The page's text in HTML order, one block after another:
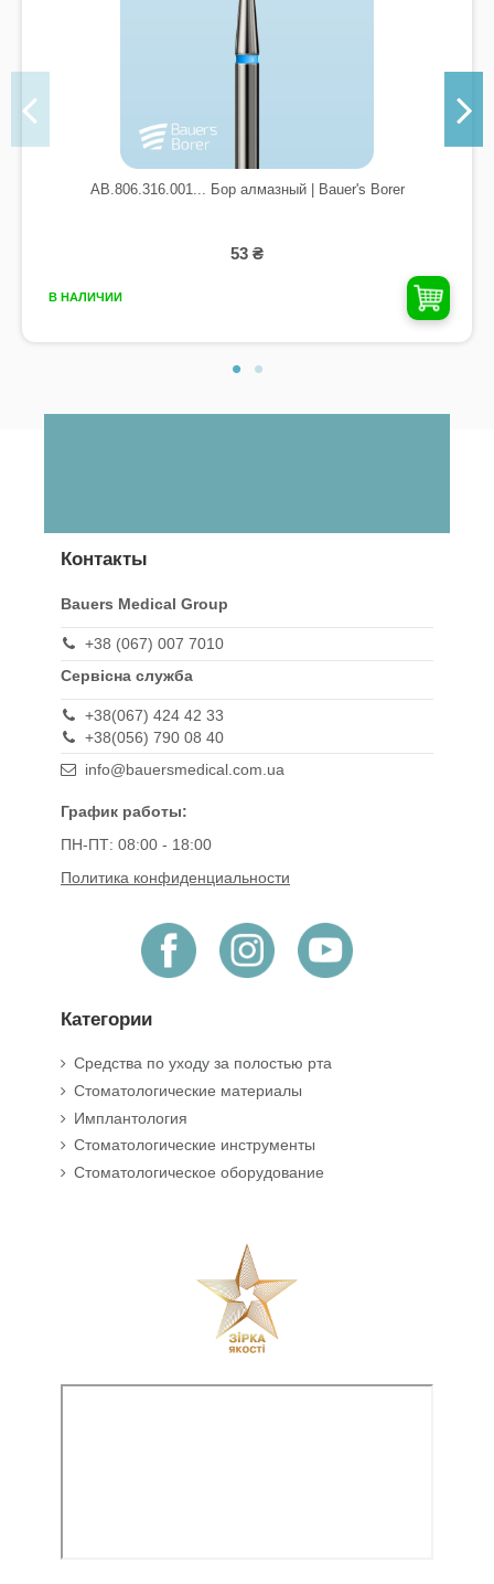
AB.806.316.001... Бор алмазный | Bauer's Borer
53 ₴
В НАЛИЧИИ
Контакты
Bauers Medical Group
+38 (067) 007 7010
Сервісна служба
+38(067) 424 42 33
+38(056) 790 08 40
info@bauersmedical.com.ua
График работы:
ПН-ПТ: 08:00 - 18:00
Политика конфиденциальности
Категории
Средства по уходу за полостью рта
Стоматологические материалы
Имплантология
Стоматологические инструменты
Стоматологическое оборудование